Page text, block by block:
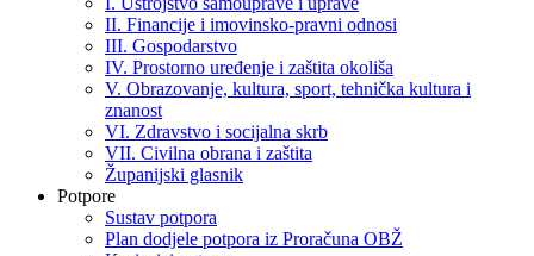
II. Financije i imovinsko-pravni odnosi
III. Gospodarstvo
IV. Prostorno uređenje i zaštita okoliša
V. Obrazovanje, kultura, sport, tehnička kultura i
znanost
VI. Zdravstvo i socijalna skrb
VII. Civilna obrana i zaštita
Županijski glasnik
Potpore
Sustav potpora
Plan dodjele potpora iz Proračuna OBŽ